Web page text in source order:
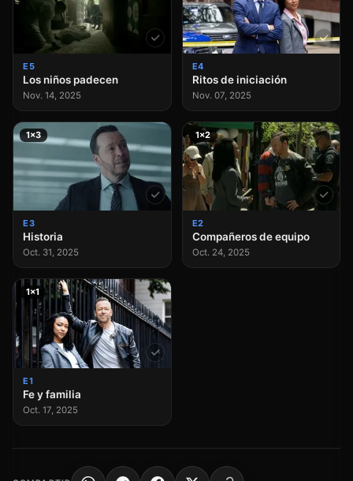
E5
Los niños padecen
Nov. 14, 2025
E4
Ritos de iniciación
Nov. 07, 2025
1×3
E3
Historia
Oct. 31, 2025
1×2
E2
Compañeros de equipo
Oct. 24, 2025
1×1
E1
Fe y familia
Oct. 17, 2025